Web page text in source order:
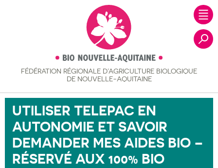
FÉDÉRATION RÉGIONALE D’AGRICULTURE BIOLOGIQUE
DE NOUVELLE-AQUITAINE
UTILISER TELEPAC EN
AUTONOMIE ET SAVOIR
DEMANDER MES AIDES BIO –
RÉSERVÉ AUX 100% BIO